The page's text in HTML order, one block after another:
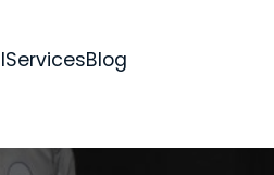
ServicesBlog